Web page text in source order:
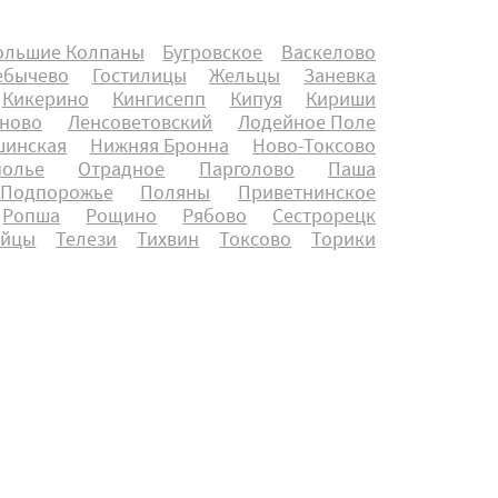
Колпаны Бугровское
Васкелово
Гостилицы Жельцы
Заневка
Кикерино
Кингисепп Кипуя
Кириши
Ленсоветовский
Лодейное Поле
Нижняя Бронна
Ново-Токсово
Отрадное Парголово
Паша
Подпорожье
Поляны
Приветнинское
Ропша
Рощино Рябово
Сестрорецк
Телези Тихвин Токсово Торики